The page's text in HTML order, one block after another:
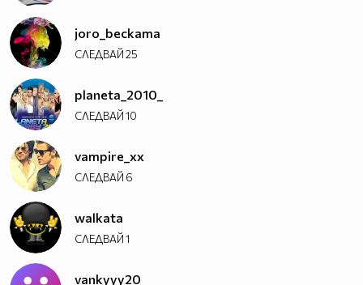
joro_beckama
СЛЕДВАЙ25
planeta_2010_
СЛЕДВАЙ10
vampire_xx
СЛЕДВАЙ 6
walkata
СЛЕДВАЙ1
vankyyy20